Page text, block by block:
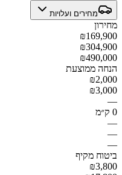
מחירים ועלויות
מחירון
₪169,900
₪304,900
₪490,000
הנחה ממוצעת
₪2,000
₪3,000
—
0 ק״מ
—
—
—
ביטוח מקיף
₪3,800